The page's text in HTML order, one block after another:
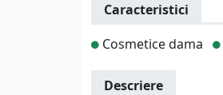
Caracteristici
Cosmetice dama
Descriere